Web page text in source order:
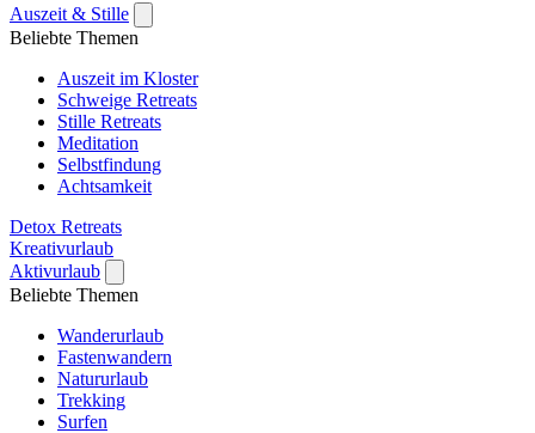
Auszeit & Stille
Beliebte Themen
Auszeit im Kloster
Schweige Retreats
Stille Retreats
Meditation
Selbstfindung
Achtsamkeit
Detox Retreats
Kreativurlaub
Aktivurlaub
Beliebte Themen
Wanderurlaub
Fastenwandern
Natururlaub
Trekking
Surfen